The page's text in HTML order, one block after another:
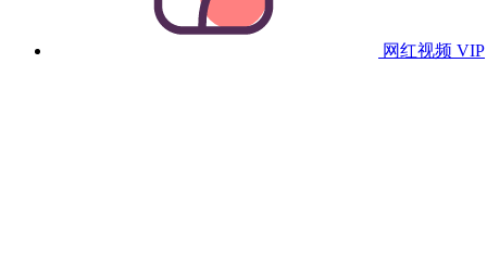
网红视频 VIP